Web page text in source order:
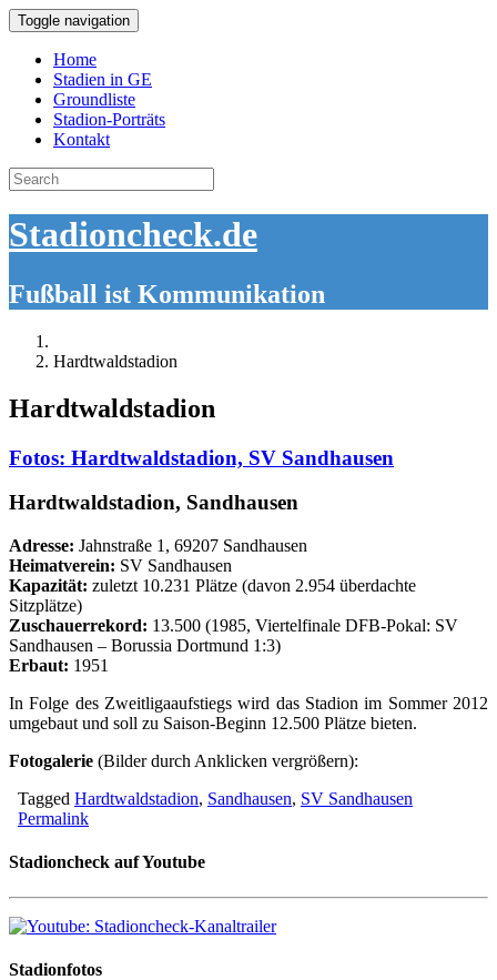
Toggle navigation
Home
Stadien in GE
Groundliste
Stadion-Porträts
Kontakt
Search
for:
Stadioncheck.de
Fußball ist Kommunikation
Hardtwaldstadion
Hardtwaldstadion
Fotos: Hardtwaldstadion, SV Sandhausen
Hardtwaldstadion, Sandhausen
Adresse: Jahnstraße 1, 69207 Sandhausen
Heimatverein: SV Sandhausen
Kapazität: zuletzt 10.231 Plätze (davon 2.954 überdachte
Sitzplätze)
Zuschauerrekord: 13.500 (1985, Viertelfinale DFB-Pokal: SV
Sandhausen – Borussia Dortmund 1:3)
Erbaut: 1951
In Folge des Zweitligaaufstiegs wird das Stadion im Sommer 2012
umgebaut und soll zu Saison-Beginn 12.500 Plätze bieten.
Fotogalerie (Bilder durch Anklicken vergrößern):
Tagged Hardtwaldstadion, Sandhausen, SV Sandhausen
Permalink
Stadioncheck auf Youtube
Stadionfotos